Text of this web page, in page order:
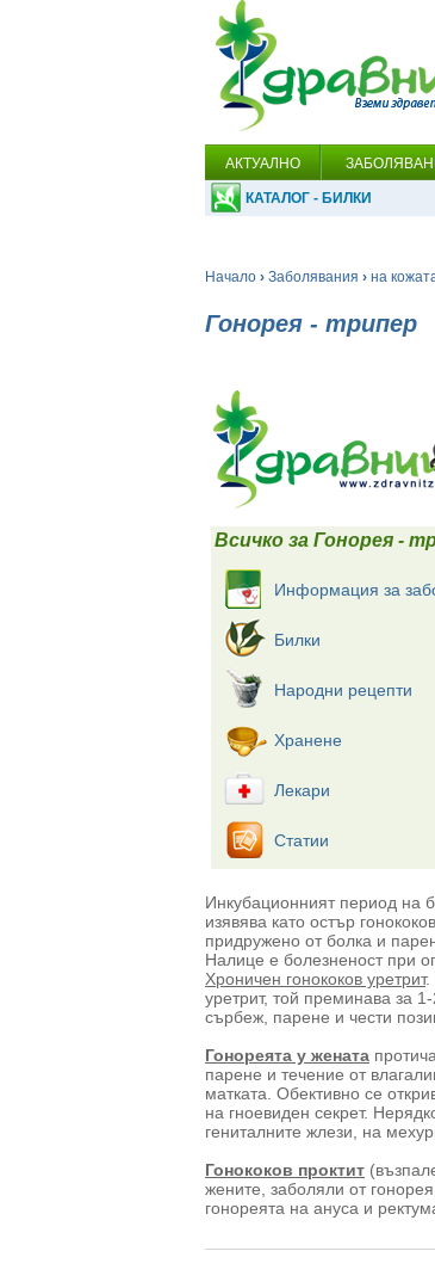
АКТУАЛНО
КАТАЛОГ - БИЛКИ
Начало › Заболявания › на
Гонорея - трипер
Всичко за Гонорея -
Информация за
Билки
Народни рецепти
Хранене
Лекари
Статии
Инкубационният период на
изявява като остър
придружено от болка и
Налице е болезненост при
Хроничен гонококов уретрит.
уретрит, той преминава за
сърбеж, парене и чести
Гонореята у жената
парене и течение от
матката. Обективно се
на гноевиден секрет.
гениталните жлези, на
Гонококов проктит
жените, заболяли от
гонореята на ануса и